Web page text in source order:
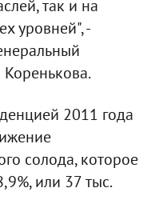
так и на
уровней", -
2011 года
солода, которое
или 37 тыс.